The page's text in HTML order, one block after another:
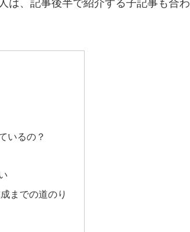
は、記事後半で紹介する子記事も合わ
いるの？
までの道のり